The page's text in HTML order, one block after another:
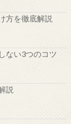
方を徹底解説
ない3つのコツ
説